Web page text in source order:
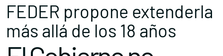
FEDER propone extenderla
más allá de los 18 años